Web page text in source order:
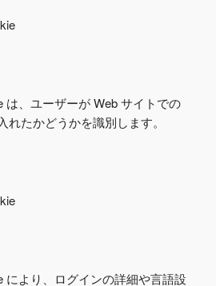
は、ユーザーが Web サイトでの
たかどうかを識別します。
により、ログインの詳細や言語設